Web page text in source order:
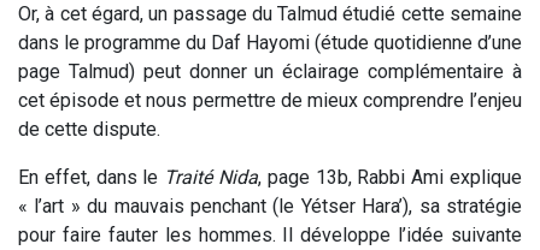
Or, à cet égard, un passage du Talmud étudié cette semaine
dans le programme du Daf Hayomi (étude quotidienne d’une
page Talmud) peut donner un éclairage complémentaire à
cet épisode et nous permettre de mieux comprendre l’enjeu
de cette dispute.
En effet, dans le Traité Nida, page 13b, Rabbi Ami explique
« l’art » du mauvais penchant (le Yétser Hara’), sa stratégie
pour faire fauter les hommes. Il développe l’idée suivante